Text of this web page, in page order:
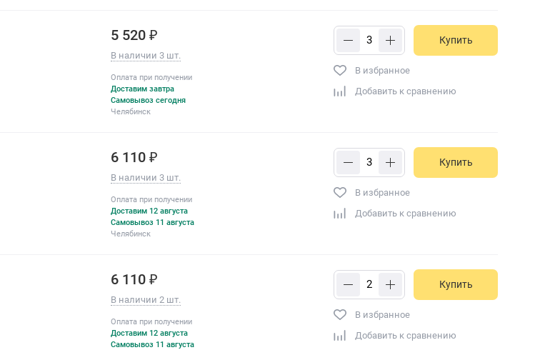
5 520 ₽
В наличии 3 шт.
Оплата при получении
Доставим завтра
Самовывоз сегодня
Челябинск
Купить
В избранное
Добавить к сравнению
6 110 ₽
В наличии 3 шт.
Оплата при получении
Доставим 12 августа
Самовывоз 11 августа
Челябинск
Купить
В избранное
Добавить к сравнению
6 110 ₽
В наличии 2 шт.
Оплата при получении
Доставим 12 августа
Самовывоз 11 августа
Купить
В избранное
Добавить к сравнению